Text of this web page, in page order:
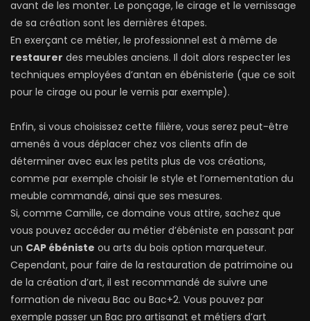
avant de les monter. Le ponçage, le cirage et le vernissage
de sa création sont les dernières étapes.
En exerçant ce métier, le professionnel est à même de
restaurer des meubles anciens. Il doit alors respecter les
techniques employées d’antan en ébénisterie (que ce soit
pour le cirage ou pour le vernis par exemple).
Enfin, si vous choisissez cette filière, vous serez peut-être
amenés à vous déplacer chez vos clients afin de
déterminer avec eux les petits plus de vos créations,
comme par exemple choisir le style et l’ornementation du
meuble commandé, ainsi que ses mesures.
Si, comme Camille, ce domaine vous attire, sachez que
vous pouvez accéder au métier d’ébéniste en passant par
un CAP ébéniste ou arts du bois option marqueteur.
Cependant, pour faire de la restauration de patrimoine ou
de la création d’art, il est recommandé de suivre une
formation de niveau Bac ou Bac+2. Vous pouvez par
exemple passer un Bac pro artisanat et métiers d’art